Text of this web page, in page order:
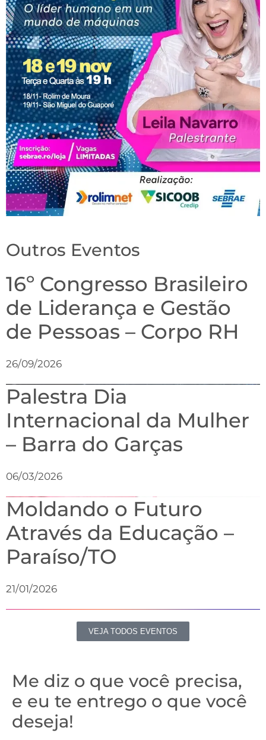
Outros Eventos
16º Congresso Brasileiro
de Liderança e Gestão
de Pessoas – Corpo RH
26/09/2026
Palestra Dia
Internacional da Mulher
– Barra do Garças
06/03/2026
Moldando o Futuro
Através da Educação –
Paraíso/TO
21/01/2026
VEJA TODOS EVENTOS
Me diz o que você precisa,
e eu te entrego o que você
deseja!